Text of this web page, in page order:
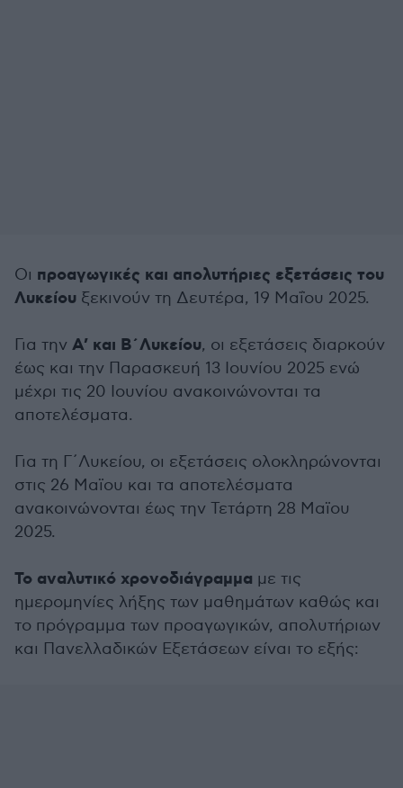
Οι προαγωγικές και απολυτήριες εξετάσεις του
Λυκείου ξεκινούν τη Δευτέρα, 19 Μαΐου 2025.
Για την Α’ και Β΄Λυκείου, οι εξετάσεις διαρκούν
έως και την Παρασκευή 13 Ιουνίου 2025 ενώ
μέχρι τις 20 Ιουνίου ανακοινώνονται τα
αποτελέσματα.
Για τη Γ΄Λυκείου, οι εξετάσεις ολοκληρώνονται
στις 26 Μαϊου και τα αποτελέσματα
ανακοινώνονται έως την Τετάρτη 28 Μαϊου
2025.
Το αναλυτικό χρονοδιάγραμμα με τις
ημερομηνίες λήξης των μαθημάτων καθώς και
το πρόγραμμα των προαγωγικών, απολυτήριων
και Πανελλαδικών Εξετάσεων είναι το εξής: